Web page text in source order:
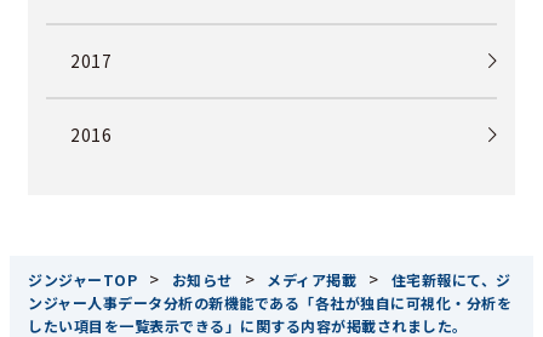
2017
2016
ジンジャーTOP > お知らせ > メディア掲載 >
住宅新報にて、ジ
ンジャー人事データ分析の新機能である「各社が独自に可視化・分析を
したい項目を一覧表示できる」に関する内容が掲載されました。